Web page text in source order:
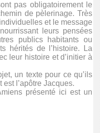
pas obligatoirement le
de pèlerinage. Très
et le message
leurs pensées
publics habitants ou
hérités de l’histoire. La
leur histoire et d’initier à
un texte pour ce qu’ils
l’apôtre Jacques.
présenté ici est un